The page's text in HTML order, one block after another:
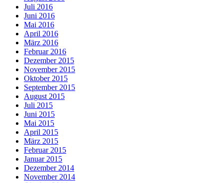
Juli 2016
Juni 2016
Mai 2016
April 2016
März 2016
Februar 2016
Dezember 2015
November 2015
Oktober 2015
September 2015
August 2015
Juli 2015
Juni 2015
Mai 2015
April 2015
März 2015
Februar 2015
Januar 2015
Dezember 2014
November 2014